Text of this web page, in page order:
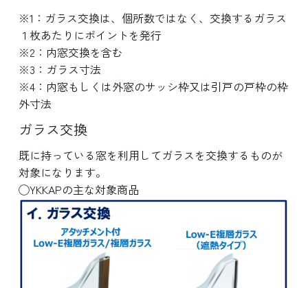
※1：ガラス交換は、個所数ではなく、交換するガラス
１枚あたりにポイントを発行
※2：内窓交換を含む
※3：ガラス寸法
※4：内窓もしくは外窓のサッシ枠又は引戸の戸枠の枠
外寸法
ガラス交換
既に持っている窓を利用してガラスを交換するものが
対象になります。
◯YKKAPの主な対象商品